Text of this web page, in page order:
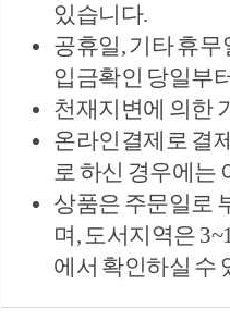
있습니다.
공휴일, 기타 휴
입금확인 당일부
천재지변에 의한
온라인결제로 결
로 하신 경우에는
상품은 주문일로
며, 도서지역은
에서 확인하실 수